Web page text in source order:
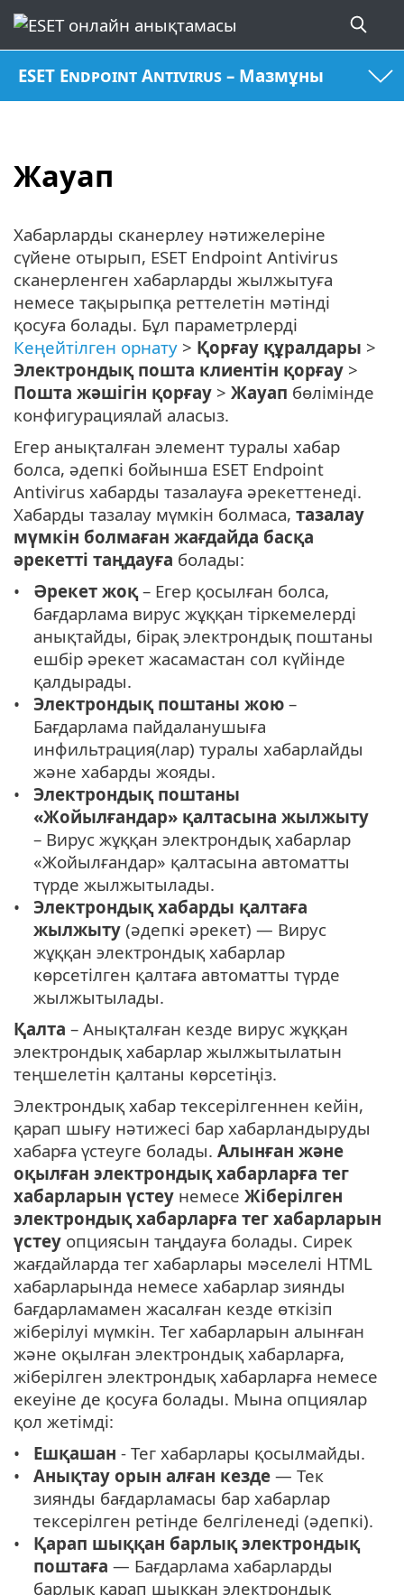
ESET Endpoint Antivirus – Мазмұны
Жауап
Хабарларды сканерлеу нәтижелеріне
сүйене отырып, ESET Endpoint Antivirus
сканерленген хабарларды жылжытуға
немесе тақырыпқа реттелетін мәтінді
қосуға болады. Бұл параметрлерді
Кеңейтілген орнату > Қорғау құралдары >
Электрондық пошта клиентін қорғау >
Пошта жәшігін қорғау > Жауап бөлімінде
конфигурациялай аласыз.
Егер анықталған элемент туралы хабар
болса, әдепкі бойынша ESET Endpoint
Antivirus хабарды тазалауға әрекеттенеді.
Хабарды тазалау мүмкін болмаса, тазалау
мүмкін болмаған жағдайда басқа
әрекетті таңдауға болады:
Әрекет жоқ– Егер қосылған болса,
бағдарлама вирус жұққан тіркемелерді
анықтайды, бірақ электрондық поштаны
ешбір әрекет жасамастан сол күйінде
қалдырады.
Электрондық поштаны жою –
Бағдарлама пайдаланушыға
инфильтрация(лар) туралы хабарлайды
және хабарды жояды.
Электрондық поштаны
«Жойылғандар» қалтасына жылжыту
– Вирус жұққан электрондық хабарлар
«Жойылғандар» қалтасына автоматты
түрде жылжытылады.
Электрондық хабарды қалтаға
жылжыту (әдепкі әрекет) — Вирус
жұққан электрондық хабарлар
көрсетілген қалтаға автоматты түрде
жылжытылады.
Қалта – Анықталған кезде вирус жұққан
электрондық хабарлар жылжытылатын
теңшелетін қалтаны көрсетіңіз.
Электрондық хабар тексерілгеннен кейін,
қарап шығу нәтижесі бар хабарландыруды
хабарға үстеуге болады. Алынған және
оқылған электрондық хабарларға тег
хабарларын үстеу немесе Жіберілген
электрондық хабарларға тег хабарларын
үстеу опциясын таңдауға болады. Сирек
жағдайларда тег хабарлары мәселелі HTML
хабарларында немесе хабарлар зиянды
бағдарламамен жасалған кезде өткізіп
жіберілуі мүмкін. Тег хабарларын алынған
және оқылған электрондық хабарларға,
жіберілген электрондық хабарларға немесе
екеуіне де қосуға болады. Мына опциялар
қол жетімді:
Ешқашан - Тег хабарлары қосылмайды.
Анықтау орын алған кезде — Тек
зиянды бағдарламасы бар хабарлар
тексерілген ретінде белгіленеді (әдепкі).
Қарап шыққан барлық электрондық
поштаға — Бағдарлама хабарларды
барлық қарап шыққан электрондық